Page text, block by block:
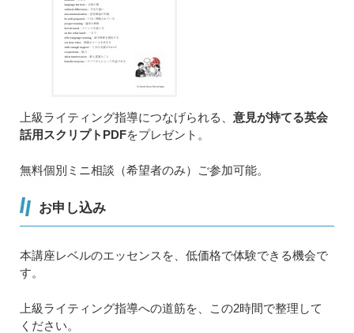
上級ライティング指導につなげられる、意見が持てる英会
話用スクリプトPDFをプレゼント。
無料個別ミニ相談（希望者のみ）ご参加可能。
お申し込み
本講座レベルのエッセンスを、低価格で体験できる機会で
す。
上級ライティング指導への道筋を、この2時間で整理して
ください。